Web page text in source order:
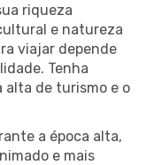
riqueza
e natureza
viajar depende
Tenha
alta de turismo e o
a época alta,
e mais